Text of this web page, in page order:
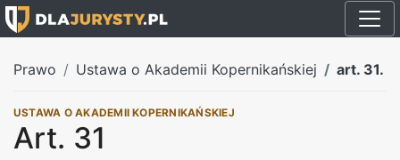
Prawo Ustawa o Akademii Kopernikańskiej art. 31.
USTAWA O AKADEMII KOPERNIKAŃSKIEJ
Art. 31